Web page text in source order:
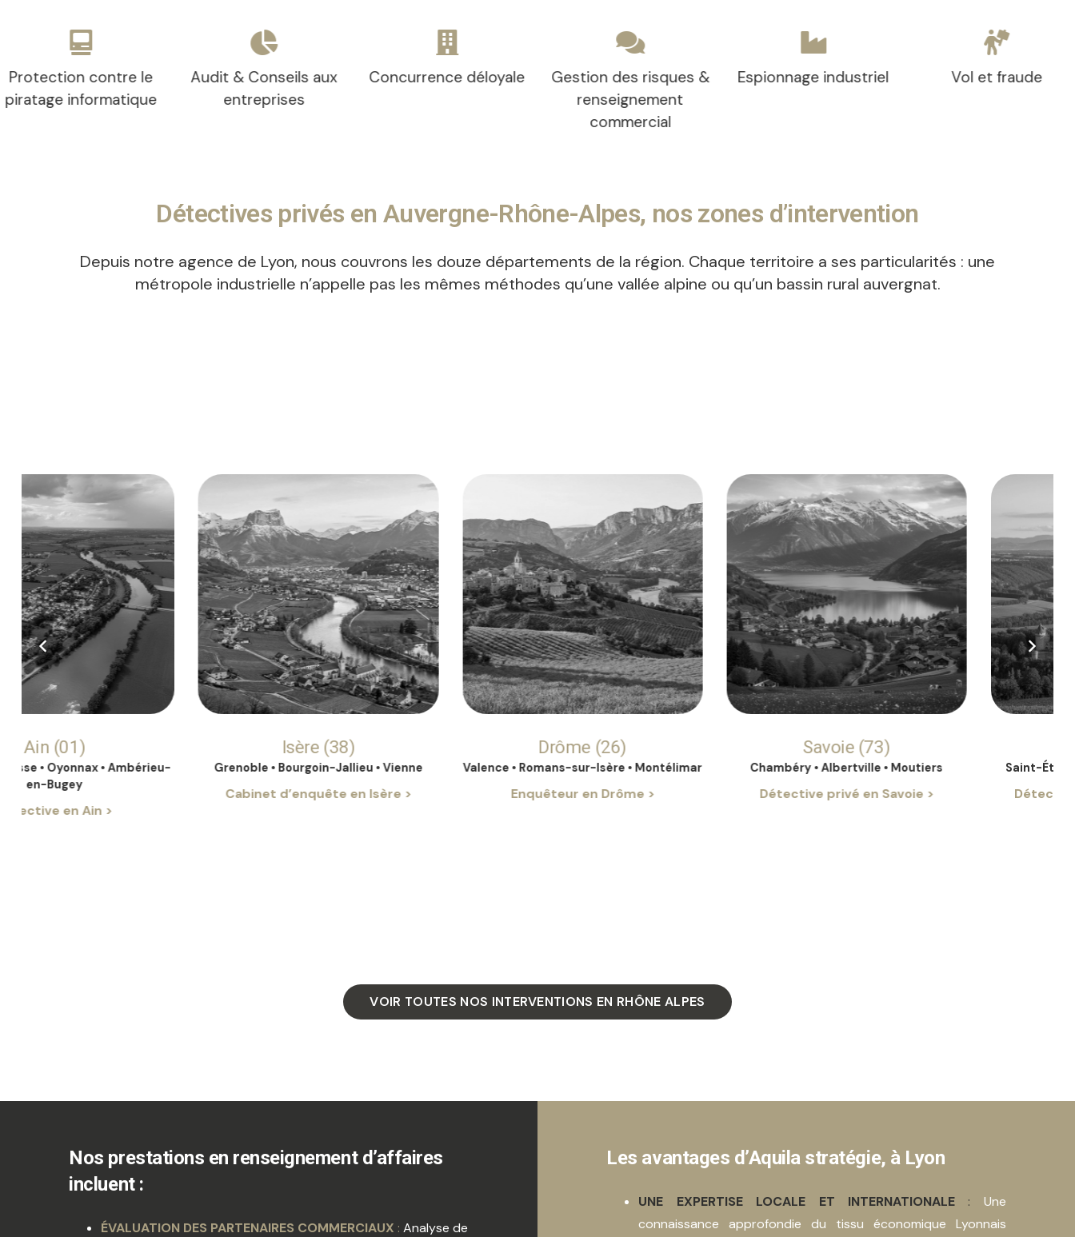
le
Audit & Conseils aux
entreprises
Concurrence déloyale
Gestion des risques &
renseignement
Espionnage industriel Vol et fraude
Détectives privés en Auvergne-Rhône-Alpes, nos zones d’intervention
Depuis notre agence de Lyon, nous couvrons les douze départements de la région. Chaque territoire a ses particularités : une
métropole industrielle n’appelle pas les mêmes méthodes qu’une vallée alpine ou qu’un bassin rural auvergnat.
(01)
• Ambérieu-
en Ain >
Isère (38)
Grenoble • Bourgoin-Jallieu • Vienne
Cabinet d’enquête en Isère >
Drôme (26)
Valence • Romans-sur-Isère • Montélimar
Enquêteur en Drôme >
Savoie (73)
Chambéry• Albertville • Moutiers
Détective privé en Savoie >
Saint-Étienne•
Détective privé
VOIR TOUTES NOS INTERVENTIONS EN RHÔNE ALPES
Nos prestations en renseignement d’affaires
incluent :
ÉVALUATION DES PARTENAIRES COMMERCIAUX :Analyse de
Les avantages d’Aquila stratégie, à Lyon
UNE EXPERTISE LOCALE ET INTERNATIONALE: Une
connaissance approfondie du tissu économique Lyonnais